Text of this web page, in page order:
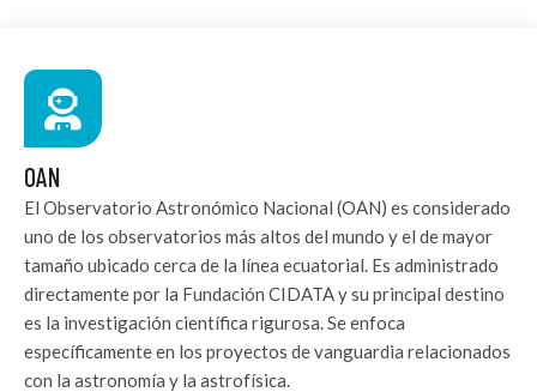
OAN
El Observatorio Astronómico Nacional (OAN) es considerado
uno de los observatorios más altos del mundo y el de mayor
tamaño ubicado cerca de la línea ecuatorial. Es administrado
directamente por la Fundación CIDATA y su principal destino
es la investigación científica rigurosa. Se enfoca
específicamente en los proyectos de vanguardia relacionados
con la astronomía y la astrofísica.